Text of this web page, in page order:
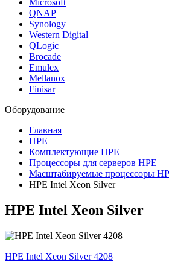
Microsoft
QNAP
Synology
Western Digital
QLogic
Brocade
Emulex
Mellanox
Finisar
Оборудование
Главная
HPE
Комплектующие HPE
Процессоры для серверов HPE
Масштабируемые процессоры
HPE Intel Xeon Silver
HPE Intel Xeon Silver
HPE Intel Xeon Silver 4208